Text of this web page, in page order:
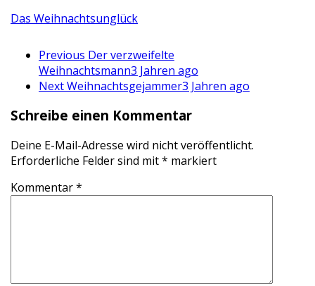
Das Weihnachtsunglück
Previous Der verzweifelte
Weihnachtsmann3 Jahren ago
NextWeihnachtsgejammer3 Jahren ago
Schreibe einen Kommentar
Deine E-Mail-Adresse wird nicht veröffentlicht.
Erforderliche Felder sind mit* markiert
Kommentar*